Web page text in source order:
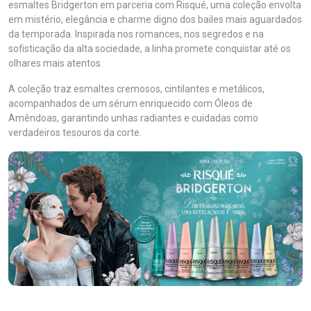
esmaltes Bridgerton em parceria com Risqué, uma coleção envolta
em mistério, elegância e charme digno dos bailes mais aguardados
da temporada. Inspirada nos romances, nos segredos e na
sofisticação da alta sociedade, a linha promete conquistar até os
olhares mais atentos.
A coleção traz esmaltes cremosos, cintilantes e metálicos,
acompanhados de um sérum enriquecido com Óleos de
Amêndoas, garantindo unhas radiantes e cuidadas como
verdadeiros tesouros da corte.